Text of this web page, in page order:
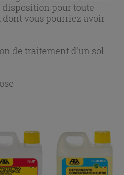
disposition pour toute
vous pourriez avoir
de traitement d'un sol